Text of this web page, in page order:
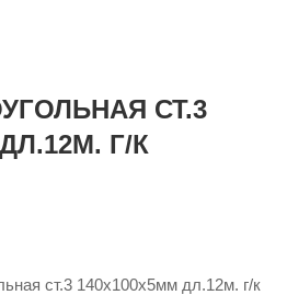
СТ.3
Г/К
ст.3 140х100х5мм дл.12м. г/к